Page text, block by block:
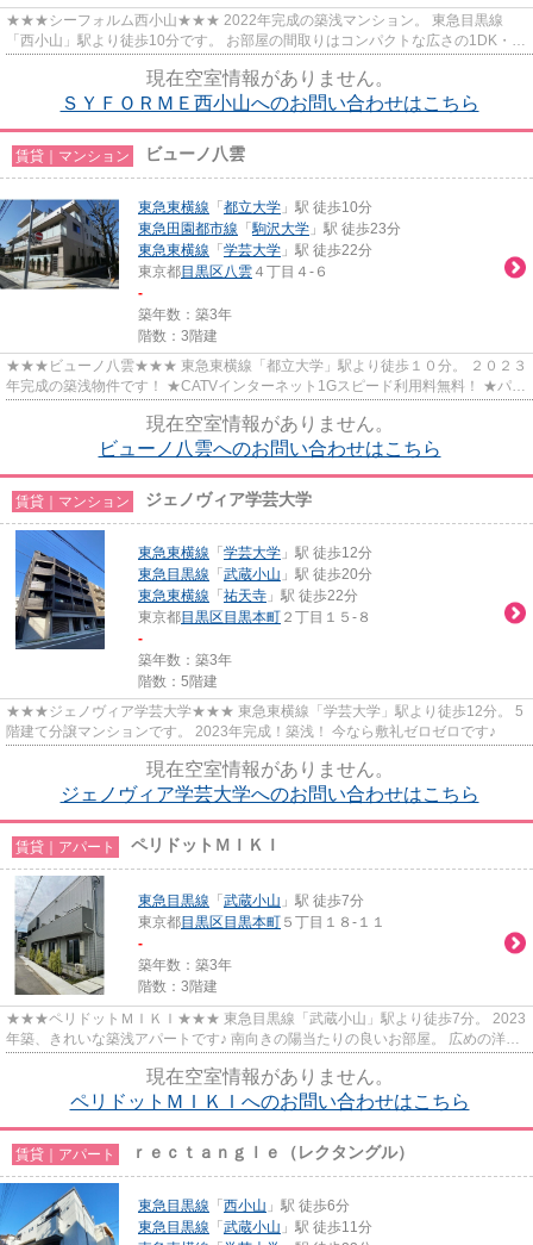
★★★シーフォルム西小山★★★ 2022年完成の築浅マンション。 東急目黒線
「西小山」駅より徒歩10分です。 お部屋の間取りはコンパクトな広さの1DK・
現在空室情報がありません。
ＳＹＦＯＲＭＥ西小山へのお問い合わせはこちら
賃貸｜マンション ビューノ八雲
東急東横線 「 都立大学 」駅 徒歩10分
東急田園都市線 「駒沢大学 」駅 徒歩23分
東急東横線 「 学芸大学 」駅 徒歩22分
東京都目黒区八雲 ４丁目４-６
-
築年数：築3年
階数：3階建
★★★ビューノ八雲★★★ 東急東横線「都立大学」駅より徒歩１０分。 ２０２３
年完成の築浅物件です！ ★CATVインターネット1Gスピード利用料無料！ ★パナ
現在空室情報がありません。
ビューノ八雲へのお問い合わせはこちら
賃貸｜マンション ジェノヴィア学芸大学
東急東横線 「 学芸大学 」駅 徒歩12分
東急目黒線 「 武蔵小山 」駅 徒歩20分
東急東横線 「 祐天寺 」駅 徒歩22分
東京都目黒区 目黒本町 ２丁目１５-８
-
築年数：築3年
階数：5階建
★★★ジェノヴィア学芸大学★★★ 東急東横線「学芸大学」駅より徒歩12分。 5
階建て分譲マンションです。 2023年完成！築浅！ 今なら敷礼ゼロゼロです♪
現在空室情報がありません。
ジェノヴィア学芸大学へのお問い合わせはこちら
賃貸｜アパート ペリドットＭＩＫＩ
東急目黒線 「 武蔵小山 」駅 徒歩7分
東京都目黒区 目黒本町 ５丁目１８-１１
-
築年数：築3年
階数：3階建
★★★ペリドットＭＩＫＩ★★★ 東急目黒線「武蔵小山」駅より徒歩7分。 2023
年築、きれいな築浅アパートです♪ 南向きの陽当たりの良いお部屋。 広めの洋
現在空室情報がありません。
ペリドットＭＩＫＩへのお問い合わせはこちら
賃貸｜アパート ｒｅｃｔａｎｇｌｅ（レクタングル）
東急目黒線 「 西小山 」駅 徒歩6分
東急目黒線 「 武蔵小山 」駅 徒歩11分